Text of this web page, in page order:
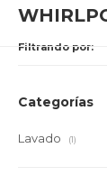
Filtrando por:
Categorías
Lavado (1)